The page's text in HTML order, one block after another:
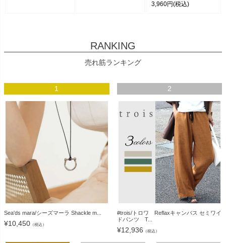
3,960円(税込)
RANKING
売れ筋ランキング
1
Sea'ds mara/シーズマーラ Shackle m...
¥10,450 （税込）
2
#trois/トロワ Reflaxキャンバス セミワイ
ドパンツ T...
¥12,936 （税込）